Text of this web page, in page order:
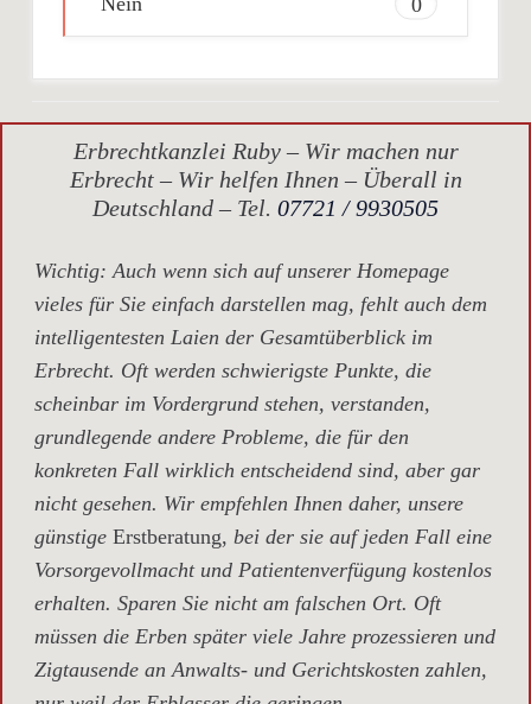
Erbrechtkanzlei Ruby – Wir machen nur
Erbrecht – Wir helfen Ihnen – Überall in
Deutschland – Tel. 07721 / 9930505
Wichtig: Auch wenn sich auf unserer Homepage
vieles für Sie einfach darstellen mag, fehlt auch dem
intelligentesten Laien der Gesamtüberblick im
Erbrecht. Oft werden schwierigste Punkte, die
scheinbar im Vordergrund stehen, verstanden,
grundlegende andere Probleme, die für den
konkreten Fall wirklich entscheidend sind, aber gar
nicht gesehen. Wir empfehlen Ihnen daher, unsere
günstige Erstberatung, bei der sie auf jeden Fall eine
Vorsorgevollmacht und Patientenverfügung kostenlos
erhalten. Sparen Sie nicht am falschen Ort. Oft
müssen die Erben später viele Jahre prozessieren und
Zigtausende an Anwalts- und Gerichtskosten zahlen,